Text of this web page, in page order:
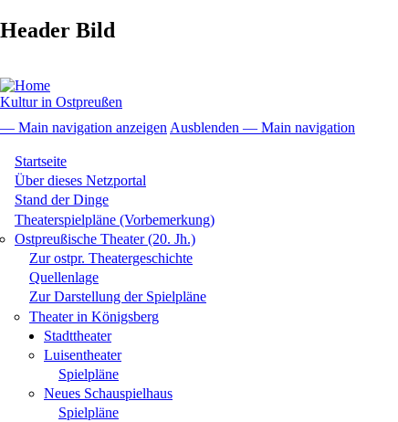
Direkt
zum
Header Bild
Kultur in Ostpreußen
navigation
— Main navigation anzeigen Ausblenden — Main navigation
Startseite
Über dieses Netzportal
Stand der Dinge
Theaterspielpläne (Vorbemerkung)
Ostpreußische Theater (20. Jh.)
Zur ostpr. Theatergeschichte
Quellenlage
Zur Darstellung der Spielpläne
Theater in Königsberg
Stadttheater
Luisentheater
Spielpläne
Neues Schauspielhaus
Spielpläne